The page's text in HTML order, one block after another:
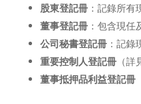
股東登記冊：記錄所有
董事登記冊：包含現任
公司秘書登記冊：記錄
重要控制人登記冊（詳
董事抵押品利益登記冊